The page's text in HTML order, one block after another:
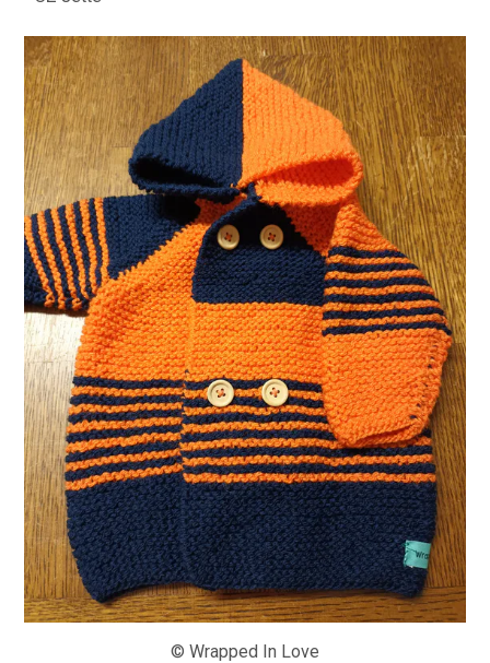
© Wrapped In Love